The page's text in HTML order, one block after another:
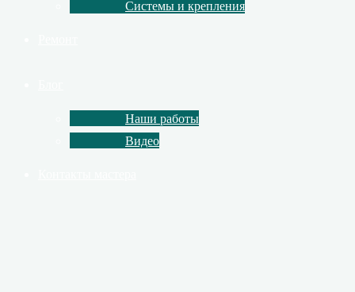
Системы и крепления
Наши работы
Видео